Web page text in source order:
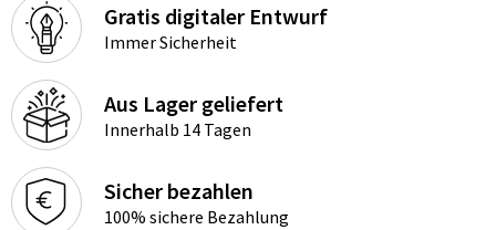
Gratis digitaler Entwurf
Immer Sicherheit
Aus Lager geliefert
Innerhalb 14 Tagen
Sicher bezahlen
100% sichere Bezahlung